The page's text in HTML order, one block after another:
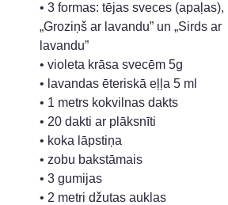
• 3 formas: tējas sveces (apaļas),
„Groziņš ar lavandu” un „Sirds ar
lavandu”
• violeta krāsa svecēm 5g
• lavandas ēteriskā eļļa 5 ml
• 1 metrs kokvilnas dakts
• 20 dakti ar plāksnīti
• koka lāpstiņa
• zobu bakstāmais
• 3 gumijas
• 2 metri džutas auklas